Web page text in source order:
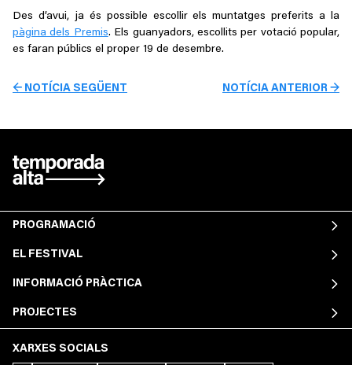
Des d’avui, ja és possible escollir els muntatges preferits a la
pàgina dels Premis. Els guanyadors, escollits per votació popular,
es faran públics el proper 19 de desembre.
← NOTÍCIA SEGÜENT NOTÍCIA ANTERIOR →
PROGRAMACIÓ
EL FESTIVAL
INFORMACIÓ PRÀCTICA
PROJECTES
XARXES SOCIALS